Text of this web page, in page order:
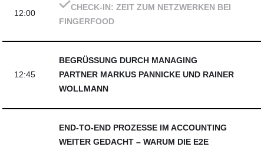
12:00
CHECK-IN: ZEIT ZUM NETZWERKEN BEI
FINGERFOOD
12:45
BEGRÜSSUNG DURCH MANAGING
PARTNER MARKUS PANNICKE UND RAINER
WOLLMANN
END-TO-END PROZESSE IM ACCOUNTING
WEITER GEDACHT – WARUM DIE E2E